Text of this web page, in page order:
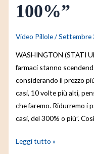
100%”
Video Pillole/Settembre
WASHINGTON (STATI
farmaci stanno
considerando il prezzo
casi, 10 volte più alti,
che faremo. Ridurremo i
casi, del 300% o più”.
Leggi tutto »